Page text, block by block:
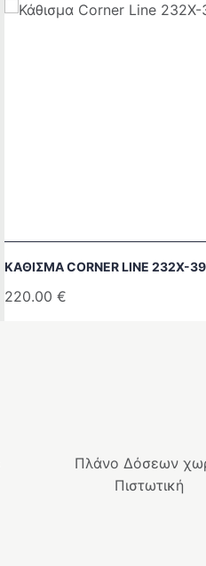
ΚΆΘΙΣΜΑ CORNER LINE 232Χ-39
220.00 €
Πλάνο Δόσεων
Πιστωτική